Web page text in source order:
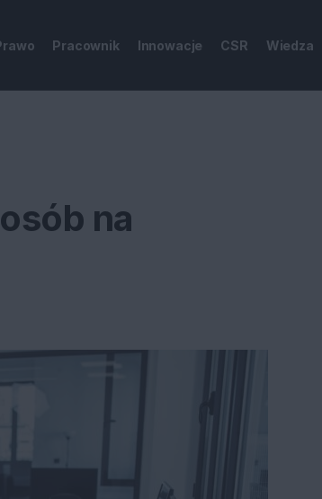
Pracownik Innowacje CSR Wiedza
na